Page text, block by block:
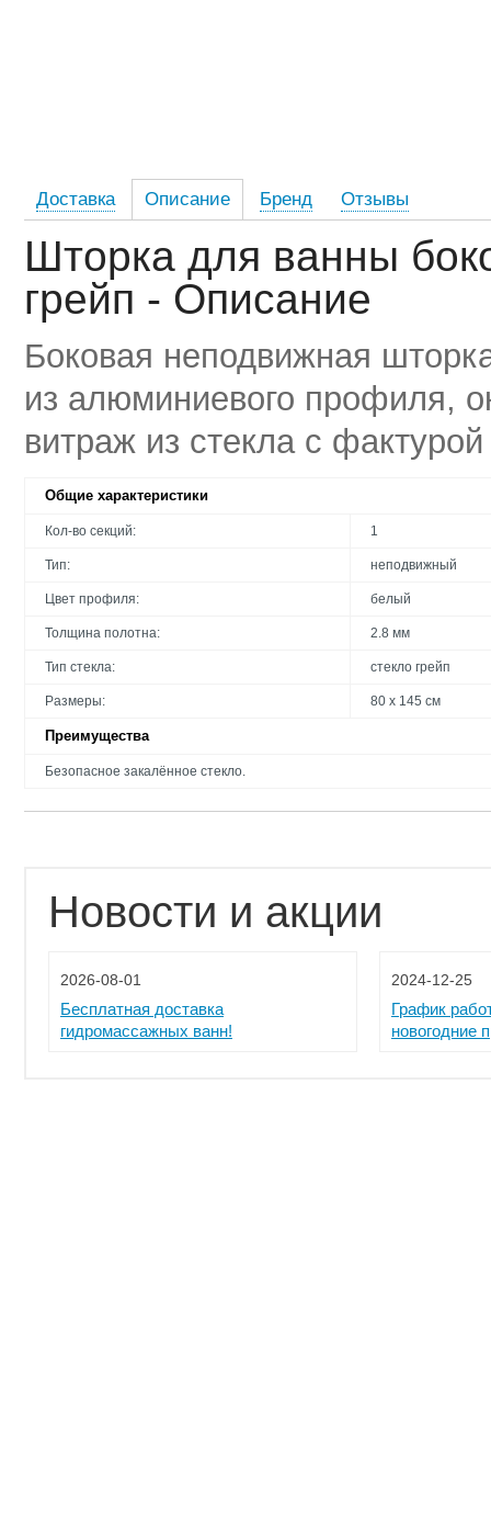
Доставка Описание Бренд Отзывы
Шторка для ванны
грейп - Описание
Боковая неподвижная
из алюминиевого профиля,
витраж из стекла с
Общие характеристики
Кол-во секций: 1
Тип: неподвижный
Цвет профиля: белый
Толщина полотна: 2.8 мм
Тип стекла: стекло грейп
Размеры: 80 х 145 см
Преимущества
Безопасное закалённое стекло.
Новости и акции
2026-08-01
Бесплатная доставка
гидромассажных ванн!
2024-12-25
График
новогодние